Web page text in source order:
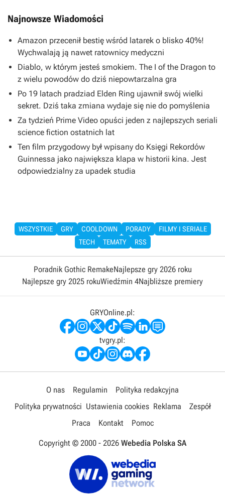
Najnowsze Wiadomości
Amazon przecenił bestię wśród latarek o blisko 40%!
Wychwalają ją nawet ratownicy medyczni
Diablo, w którym jesteś smokiem. The I of the Dragon to
z wielu powodów do dziś niepowtarzalna gra
Po 19 latach pradziad Elden Ring ujawnił swój wielki
sekret. Dziś taka zmiana wydaje się nie do pomyślenia
Za tydzień Prime Video opuści jeden z najlepszych seriali
science fiction ostatnich lat
Ten film przygodowy był wpisany do Księgi Rekordów
Guinnessa jako największa klapa w historii kina. Jest
odpowiedzialny za upadek studia
WSZYSTKIE GRY COOLDOWN PORADY
FILMY I SERIALE
TECH
TEMATY RSS
Poradnik Gothic RemakeNajlepsze gry 2026 roku
Najlepsze gry 2025 rokuWiedźmin 4Najbliższe premiery
GRYOnline.pl:
tvgry.pl:
O nas Regulamin
Polityka redakcyjna
Polityka prywatności Ustawienia cookies Reklama
Zespół
Praca
Kontakt Pomoc
Copyright © 2000 - 2026 Webedia Polska SA